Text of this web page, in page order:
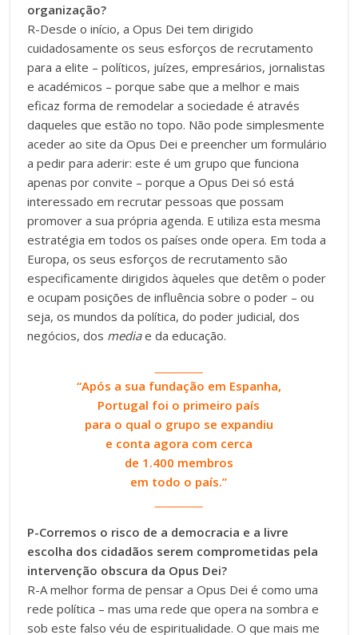
organização?
R-Desde o início, a Opus Dei tem dirigido
cuidadosamente os seus esforços de recrutamento
para a elite – políticos, juízes, empresários, jornalistas
e académicos – porque sabe que a melhor e mais
eficaz forma de remodelar a sociedade é através
daqueles que estão no topo. Não pode simplesmente
aceder ao site da Opus Dei e preencher um formulário
a pedir para aderir: este é um grupo que funciona
apenas por convite – porque a Opus Dei só está
interessado em recrutar pessoas que possam
promover a sua própria agenda. E utiliza esta mesma
estratégia em todos os países onde opera. Em toda a
Europa, os seus esforços de recrutamento são
especificamente dirigidos àqueles que detêm o poder
e ocupam posições de influência sobre o poder – ou
seja, os mundos da política, do poder judicial, dos
negócios, dos mediae da educação.
“Após a sua fundação em Espanha,
Portugal foi o primeiro país
para o qual o grupo se expandiu
e conta agora com cerca
de 1.400 membros
em todo o país.”
P-Corremos o risco de a democracia e a livre
escolha dos cidadãos serem comprometidas pela
intervenção obscura da Opus Dei?
R-A melhor forma de pensar a Opus Dei é como uma
rede política – mas uma rede que opera na sombra e
sob este falso véu de espiritualidade. O que mais me